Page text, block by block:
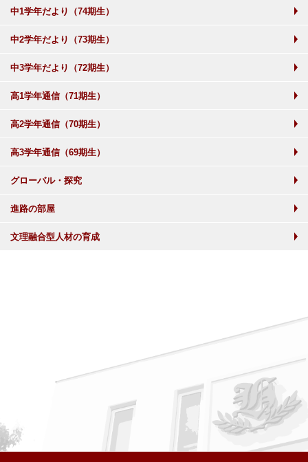
中1学年だより（74期生）
中2学年だより（73期生）
中3学年だより（72期生）
高1学年通信（71期生）
高2学年通信（70期生）
高3学年通信（69期生）
グローバル・探究
進路の部屋
文理融合型人材の育成